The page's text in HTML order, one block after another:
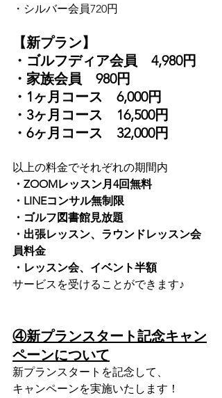
・シルバー会員720円
【新プラン】
・ゴルフディア会員　4,980円
・家族会員　980円
・1ヶ月コース　6,000円
・3ヶ月コース　16,500円
・6ヶ月コース　32,000円
以上の料金でそれぞれの期間内
・ZOOMレッスン月4回無料
・LINEコンサル無制限
・ゴルフ図書館見放題
・出張レッスン、ラウンドレッスン会
員料金
・レッスン会、イベント半額
サービスを受けることができます♪
④新プランスタート記念キャン
ペーンについて
新プランスタートを記念して、
キャンペーンを実施いたします！